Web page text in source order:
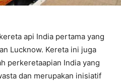
api India pertama yang
Lucknow. Kereta ini juga
perkeretaapian India yang
dan merupakan inisiatif